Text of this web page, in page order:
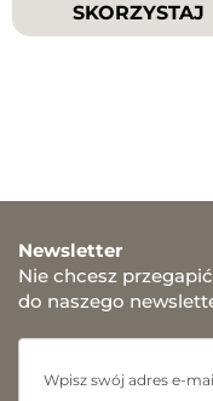
SKORZYSTAJ
Newsletter
Nie chcesz
do naszego